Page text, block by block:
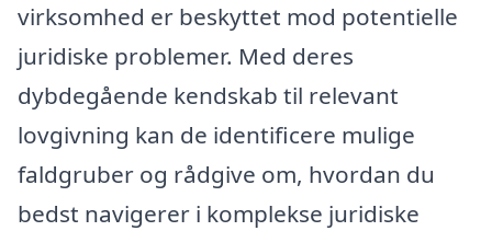
virksomhed er beskyttet mod potentielle
juridiske problemer. Med deres
dybdegående kendskab til relevant
lovgivning kan de identificere mulige
faldgruber og rådgive om, hvordan du
bedst navigerer i komplekse juridiske